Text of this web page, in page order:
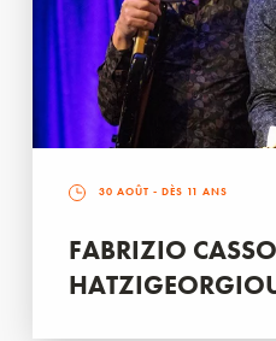
30 AOÛT - DÈS 11 ANS
FABRIZIO